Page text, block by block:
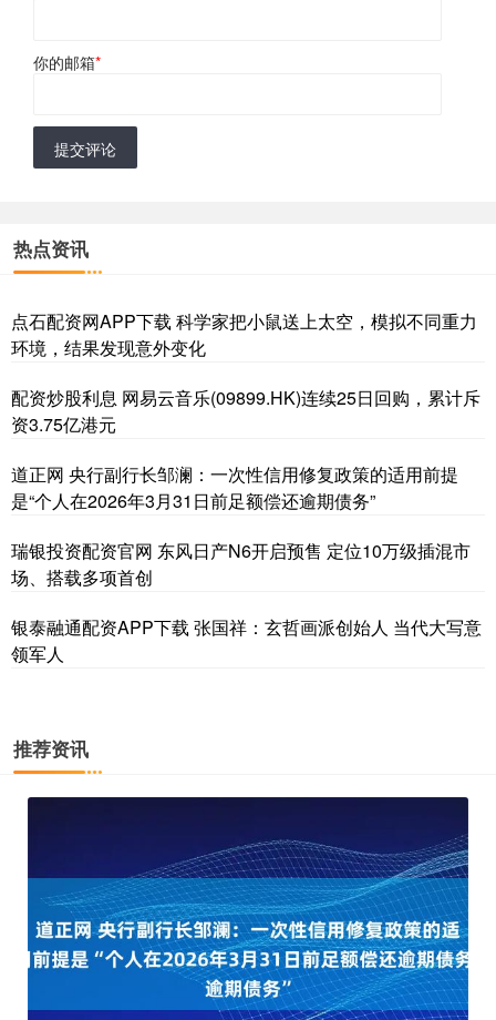
你的邮箱*
提交评论
热点资讯
点石配资网APP下载 科学家把小鼠送上太空，模拟不同重力
环境，结果发现意外变化
配资炒股利息 网易云音乐(09899.HK)连续25日回购，累计斥
资3.75亿港元
道正网 央行副行长邹澜：一次性信用修复政策的适用前提
是“个人在2026年3月31日前足额偿还逾期债务”
瑞银投资配资官网 东风日产N6开启预售 定位10万级插混市
场、搭载多项首创
银泰融通配资APP下载 张国祥：玄哲画派创始人 当代大写意
领军人
推荐资讯